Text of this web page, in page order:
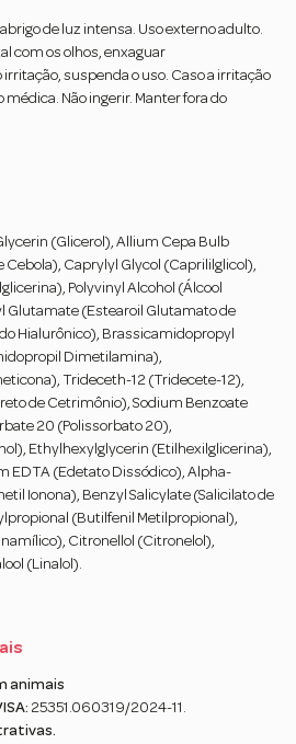
de luz intensa. Uso externo adulto.
com os olhos, enxaguar
suspenda o uso. Caso a irritação
Não ingerir. Manter fora do
(Glicerol), Allium Cepa Bulb
Cebola), Caprylyl Glycol (Caprililglicol),
Polyvinyl Alcohol (Álcool
Glutamate (Estearoil Glutamato de
Hialurônico), Brassicamidopropyl
Dimetilamina),
Trideceth-12 (Tridecete-12),
de Cetrimônio), Sodium Benzoate
20 (Polissorbato 20),
Ethylhexylglycerin (Etilhexilglicerina),
EDTA (Edetato Dissódico), Alpha-
Ionona), Benzyl Salicylate (Salicilato de
(Butilfenil Metilpropional),
Citronellol (Citronelol),
(Linalol).
animais
25351.060319/2024-11.